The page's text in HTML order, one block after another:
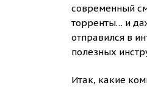
современный
торренты… и
отправился в
полезных
Итак, какие